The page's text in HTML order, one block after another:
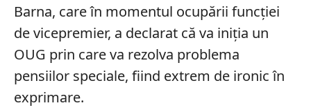
Barna, care în momentul ocupării funcției
de vicepremier, a declarat că va iniția un
OUG prin care va rezolva problema
pensiilor speciale, fiind extrem de ironic în
exprimare.